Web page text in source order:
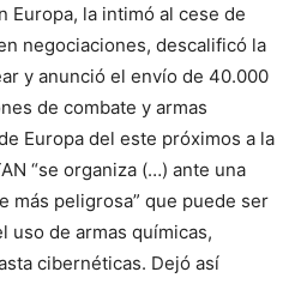
Europa, la intimó al cese de
negociaciones, descalificó la
y anunció el envío de 40.000
de combate y armas
Europa del este próximos a la
“se organiza (…) ante una
más peligrosa” que puede ser
uso de armas químicas,
cibernéticas. Dejó así